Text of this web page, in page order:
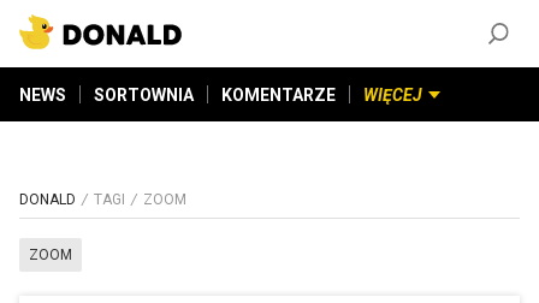
NEWS SORTOWNIA KOMENTARZE WIĘCEJ
DONALD TAGI ZOOM
ZOOM